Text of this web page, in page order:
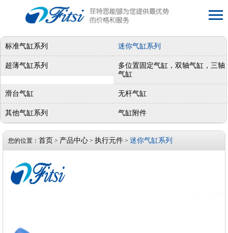
标准气缸系列 迷你气缸系列
超薄气缸系列
多位置固定气缸，双轴气缸，三轴
气缸
滑台气缸 无杆气缸
其他气缸系列 气缸附件
您的位置： 首页 > 产品中心 > 执行元件 > 迷你气缸系列